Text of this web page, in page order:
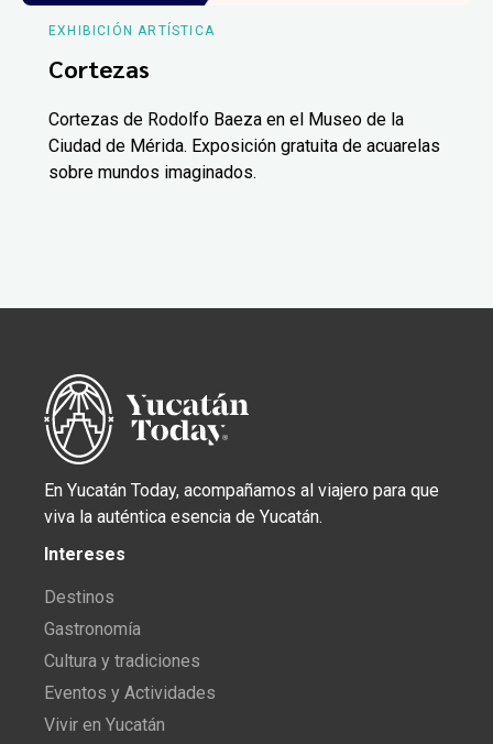
EXHIBICIÓN ARTÍSTICA
Cortezas
Cortezas de Rodolfo Baeza en el Museo de la
Ciudad de Mérida. Exposición gratuita de acuarelas
sobre mundos imaginados.
En Yucatán Today, acompañamos al viajero para que
viva la auténtica esencia de Yucatán.
Intereses
Destinos
Gastronomía
Cultura y tradiciones
Eventos y Actividades
Vivir en Yucatán